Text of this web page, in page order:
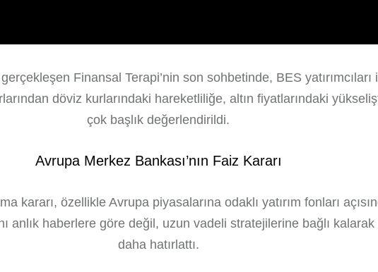
Finansal Terapi’nin son sohbetinde, BES
döviz kurlarındaki hareketliliğe, altın fiyatlarındaki
çok başlık değerlendirildi.
Avrupa Merkez Bankası’nın Faiz Kararı
kararı, özellikle Avrupa piyasalarına odaklı yatırım fonları
anlık haberlere göre değil, uzun vadeli stratejilerine bağlı
daha hatırlattı.